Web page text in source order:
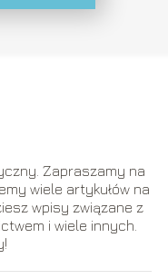
Zapraszamy na
wiele artykułów na
wpisy związane z
i wiele innych.